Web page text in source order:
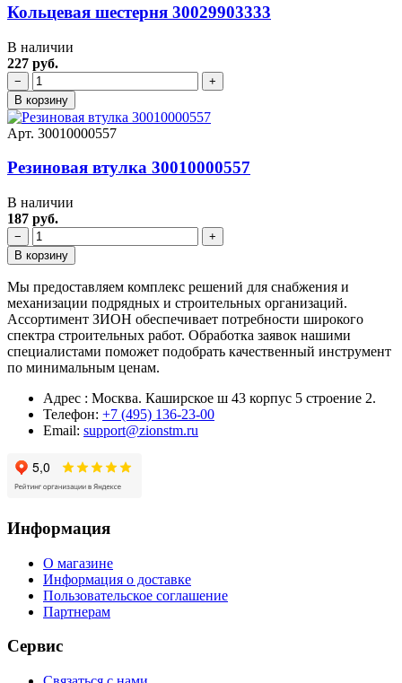
Кольцевая шестерня 30029903333
В наличии
227 руб.
−
+
В корзину
Арт. 30010000557
Резиновая втулка 30010000557
В наличии
187 руб.
−
+
В корзину
Мы предоставляем комплекс решений для снабжения и
механизации подрядных и строительных организаций.
Ассортимент ЗИОН обеспечивает потребности широкого
спектра строительных работ. Обработка заявок нашими
специалистами поможет подобрать качественный инструмент
по минимальным ценам.
Адрес : Москва. Каширское ш 43 корпус 5 строение 2.
Телефон: +7 (495) 136-23-00
Email: support@zionstm.ru
Информация
О магазине
Информация о доставке
Пользовательское соглашение
Партнерам
Сервис